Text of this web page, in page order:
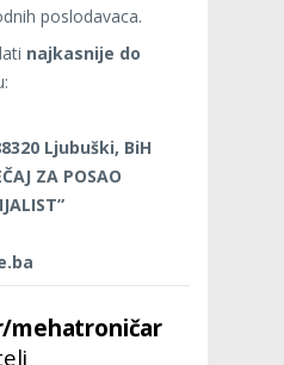
poslodavaca.
najkasnije do
Ljubuški, BiH
ZA POSAO
mehatroničar